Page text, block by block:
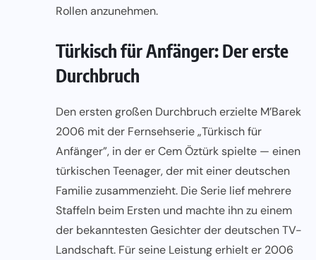
Rollen anzunehmen.
Türkisch für Anfänger: Der erste
Durchbruch
Den ersten großen Durchbruch erzielte M’Barek
2006 mit der Fernsehserie „Türkisch für
Anfänger”, in der er Cem Öztürk spielte — einen
türkischen Teenager, der mit einer deutschen
Familie zusammenzieht. Die Serie lief mehrere
Staffeln beim Ersten und machte ihn zu einem
der bekanntesten Gesichter der deutschen TV-
Landschaft. Für seine Leistung erhielt er 2006